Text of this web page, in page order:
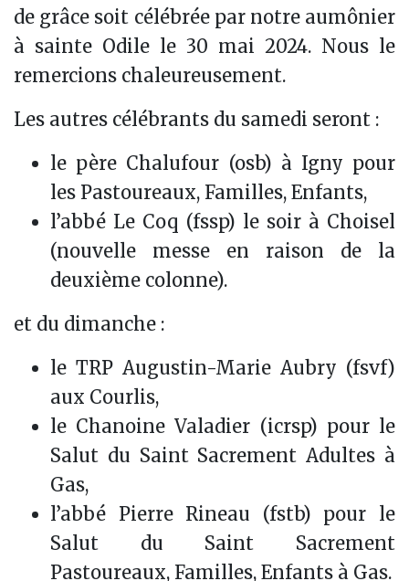
de grâce soit célébrée par notre aumônier
à sainte Odile le 30 mai 2024. Nous le
remercions chaleureusement.
Les autres célébrants du samedi seront :
le père Chalufour (osb) à Igny pour
les Pastoureaux, Familles, Enfants,
l’abbé Le Coq (fssp) le soir à Choisel
(nouvelle messe en raison de la
deuxième colonne).
et du dimanche :
le TRP Augustin-Marie Aubry (fsvf)
aux Courlis,
le Chanoine Valadier (icrsp) pour le
Salut du Saint Sacrement Adultes à
Gas,
l’abbé Pierre Rineau (fstb) pour le
Salut du Saint Sacrement
Pastoureaux, Familles, Enfants à Gas.